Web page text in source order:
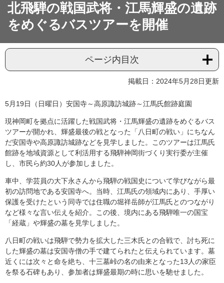
北飛騨の戦国武将・江馬輝盛の遺跡
をめぐるバスツアーを開催
ページ内目次
掲載日：2024年5月28日更新
5月19日（日曜日）安国寺～高原諏訪城跡～江馬氏館跡庭園
現神岡町を拠点に活躍した戦国武将・江馬輝盛の遺跡をめぐるバス
ツアーが開かれ、輝盛最後の戦となった「八日町の戦い」にちなん
だ安国寺や高原諏訪城跡などを見学しました。このツアーは江馬氏
館跡を地域資源として利活用する飛騨神岡街づくり実行委が主催
し、市民ら約30人が参加しました。
車中、学芸員の大下永さんから飛騨の戦国史について学びながら最
初の訪問地である安国寺へ。当時、江馬氏の領域内にあり、手厚い
保護を受けたという同寺では住職の堀祥岳師が江馬氏とのつながり
など様々な言い伝えを紹介。この後、境内にある飛騨唯一の国宝
「経蔵」や輝盛の墓を見学しました。
八日町の戦いは飛騨で勢力を拡大した三木氏との合戦で、討ち死に
した輝盛の墓は安国寺僧の手で建てられたと伝えられています。墓
近くには次々と命を絶ち、十三墓峠の名の由来となった13人の家臣
を祭る石碑もあり、参加者は輝盛最期の時に思いを馳せました。